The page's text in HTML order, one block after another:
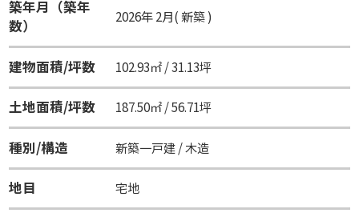
築年月（築年
数）
2026年 2月( 新築 )
建物面積/坪数 102.93㎡ / 31.13坪
土地面積/坪数 187.50㎡ / 56.71坪
種別/構造 新築一戸建 / 木造
地目 宅地